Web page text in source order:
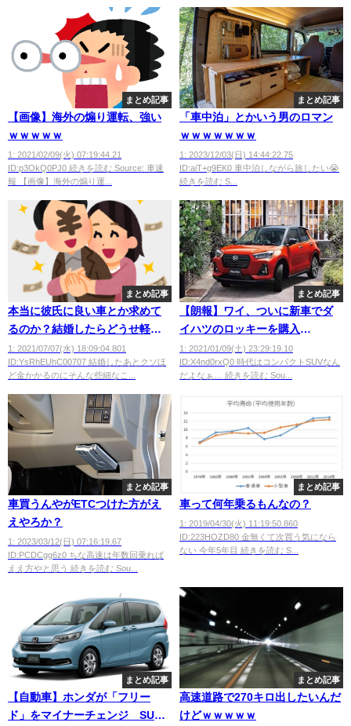
まとめ記事
【画像】海外の煽り運転、強い
ｗｗｗｗｗ
1: 2021/02/09(火) 07:19:44.21
ID:p3OkQ0PJ0 続きを読む Source: 車速
報 【画像】海外の煽り運...
まとめ記事
「車中泊」とかいう男のロマン
ｗｗｗｗｗｗｗ
1: 2023/12/03(日) 14:44:22.75
ID:aiT+g9EK0 車中泊しながら旅したい😭
続きを読む S...
まとめ記事
本当に彼氏に良い車とか求めて
るのか？結婚したらどうせ軽に
するんだろ？？
1: 2021/07/07(水) 18:09:04.801
ID:YsRhEUhC00707 結婚したあとクソほ
ど金かかるのにそんな些細なこ...
まとめ記事
【朗報】ワイ、ついに新車でダ
イハツのロッキーを購入
wwwwwwwwwwwwwww
1: 2021/01/09(土) 23:29:19.10
ID:X4nd0rxQ0 時代はコンパクトSUVなん
だよなぁ… 続きを読む Sou...
まとめ記事
車買うんやがETCつけた方がえ
えやろか？
1: 2023/03/12(日) 07:16:19.67
ID:PCDCgg6z0 ちな高速は年数回乗れば
ええ方やと思う 続きを読む Sou...
まとめ記事
車って何年乗るもんなの？
1: 2019/04/30(火) 11:19:50.860
ID:223HOZD80 金無くて次買う気になら
ない 今年5年目 続きを読む S...
まとめ記事
【自動車】ホンダが「フリー
ド」をマイナーチェンジ SUV
まとめ記事
高速道路で270キロ出したいんだ
けどｗｗｗｗｗ